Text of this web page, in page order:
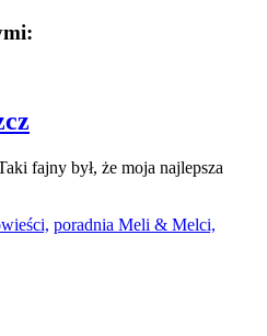
fajny był, że moja najlepsza
poradnia Meli & Melci,